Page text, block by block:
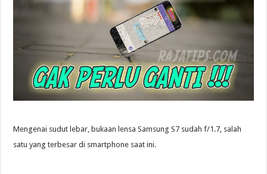
Mengenai sudut lebar, bukaan lensa Samsung S7 sudah f/1.7, salah
satu yang terbesar di smartphone saat ini.